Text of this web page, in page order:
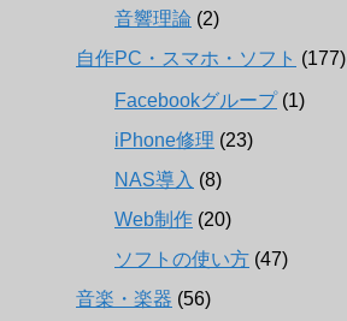
音響理論 (2)
自作PC・スマホ・ソフト (177)
Facebookグループ(1)
iPhone修理 (23)
NAS導入 (8)
Web制作 (20)
ソフトの使い方 (47)
音楽・楽器 (56)